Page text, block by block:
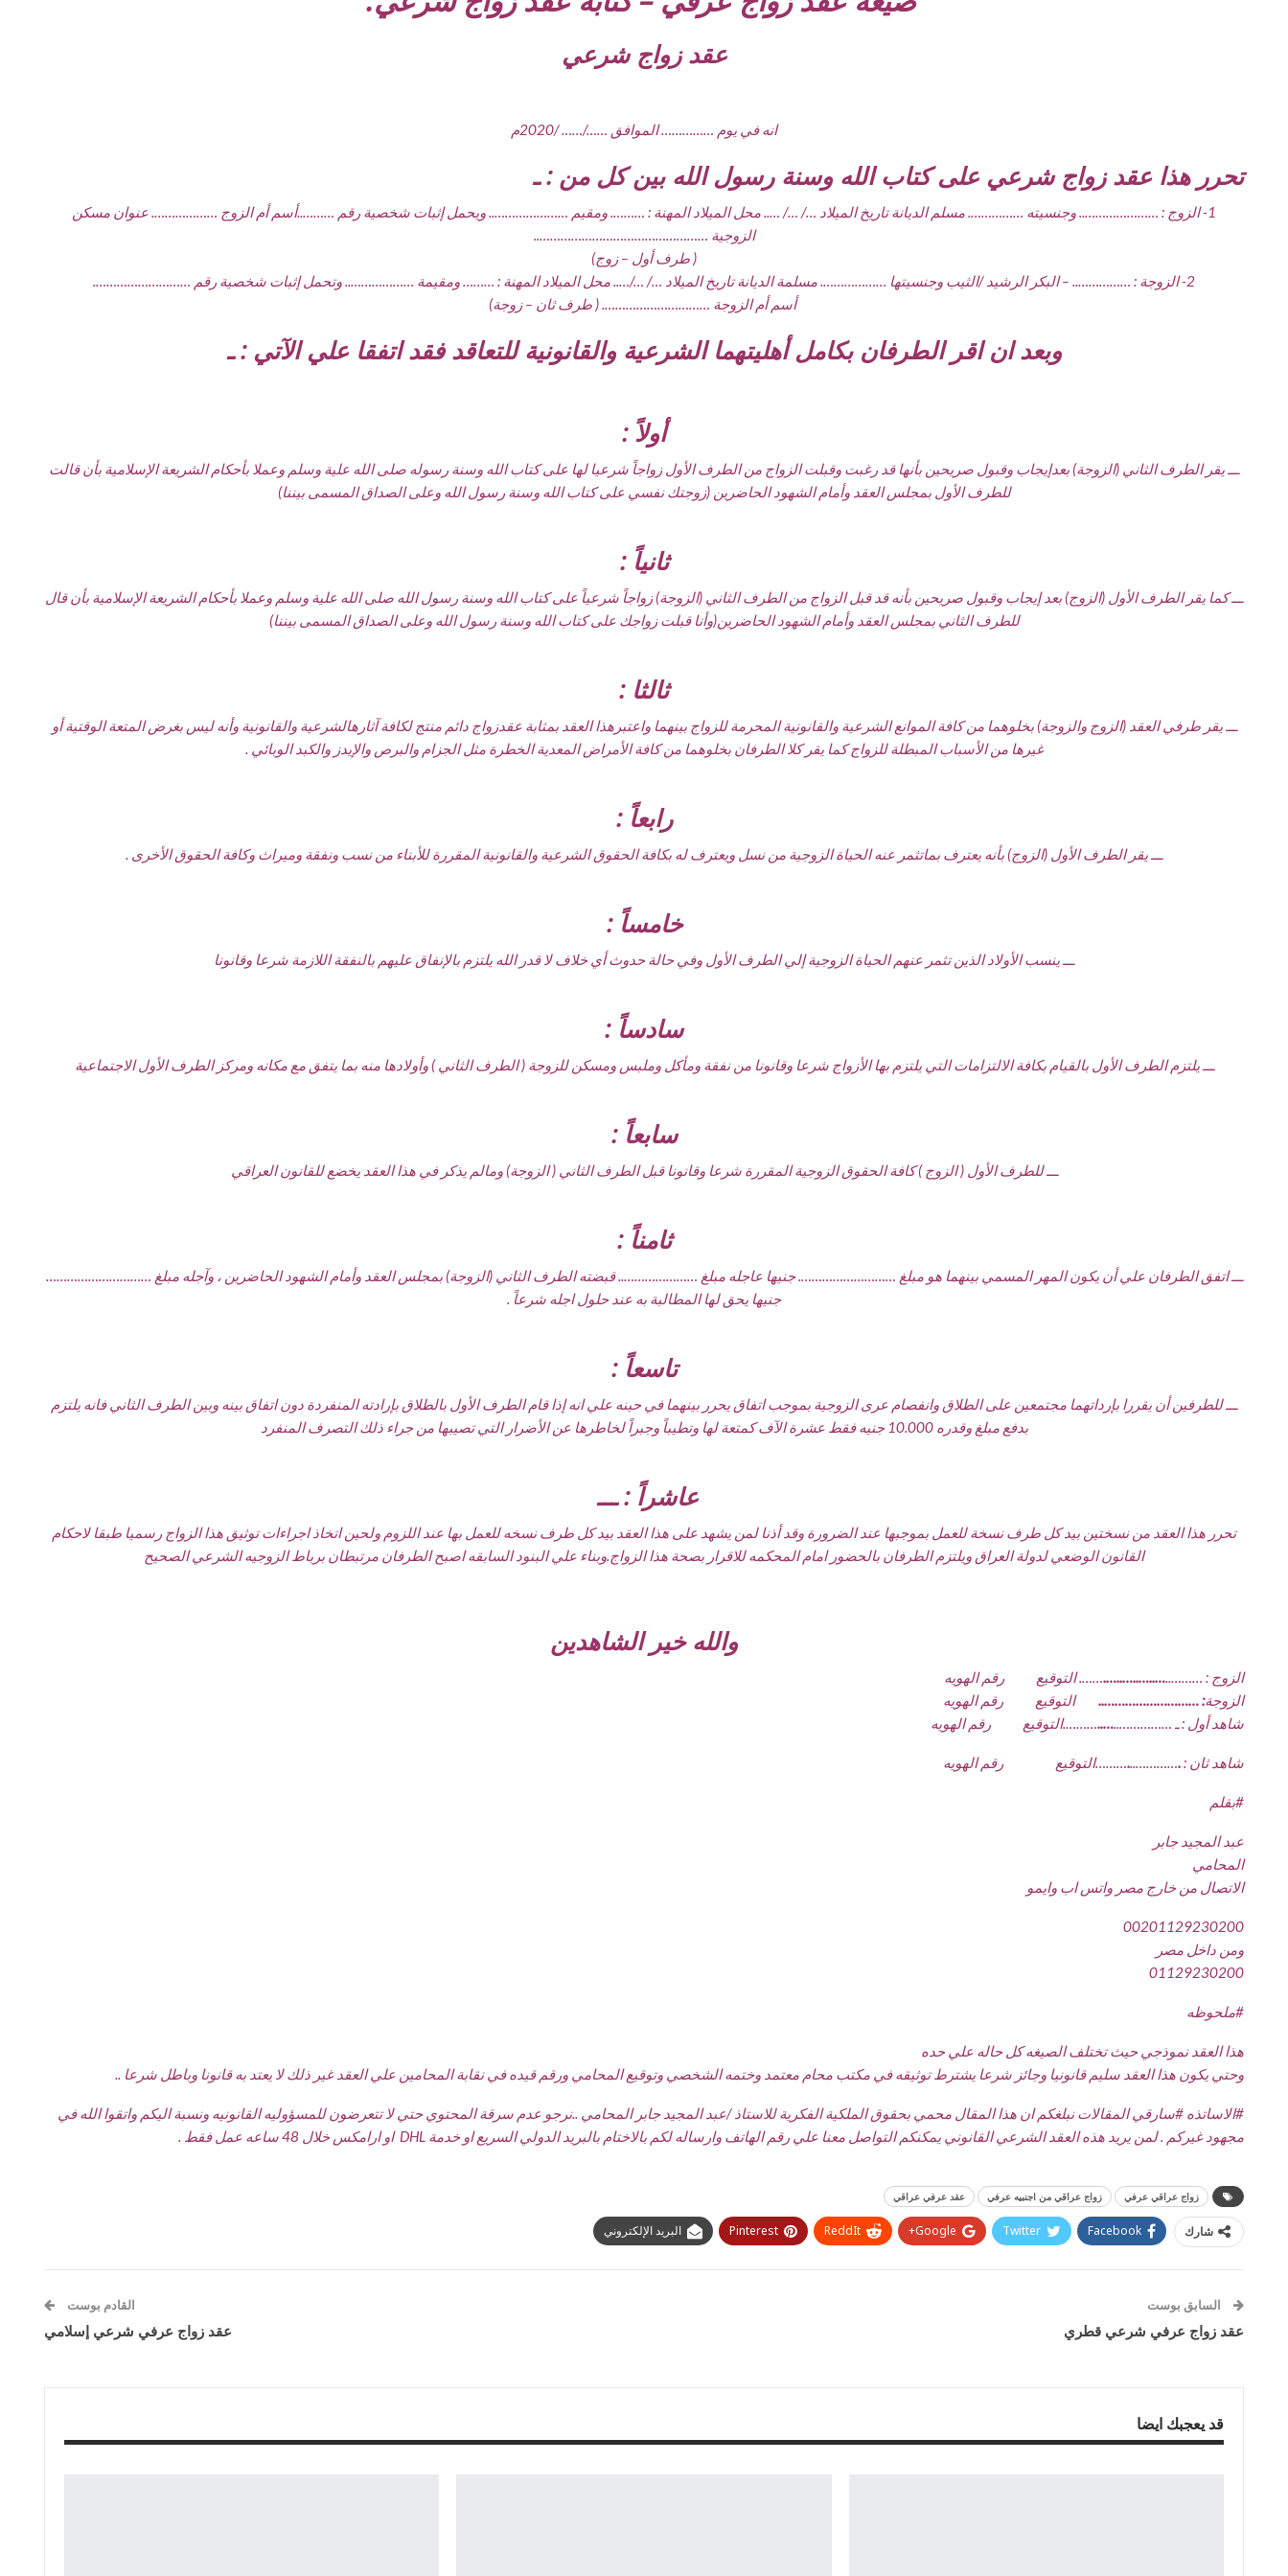
عقد زواج شرعي
انه في يوم …………… الموافق ……/…… /2020م
تحرر هذا عقد زواج شرعي على كتاب الله وسنة رسول الله بين كل من : ـ
1- الزوج : ………………….. وجنسيته ……………. مسلم الديانة تاريخ الميلاد …/ …/ ….. محل الميلاد المهنة : ………. ومقيم ………………….. ويحمل إثبات شخصية رقم ………..أسم أم الزوج ………………. عنوان مسكن
الزوجية …………………………………………..
( طرف أول – زوج)
2- الزوجة : …………….. – البكر الرشيد /الثيب وجنسيتها ………………. مسلمة الديانة تاريخ الميلاد …/ …/….. محل الميلاد المهنة : ……… ومقيمة ……………….. وتحمل إثبات شخصية رقم ……………………….
أسم أم الزوجة …………………………. ( طرف ثان – زوجة)
وبعد ان اقر الطرفان بكامل أهليتهما الشرعية والقانونية للتعاقد فقد اتفقا علي الآتي : ـ
أولاً :
ـــ يقر الطرف الثاني (الزوجة) بعدإيجاب وقبول صريحين بأنها قد رغبت وقبلت الزواج من الطرف الأول زواجاً شرعيا لها على كتاب الله وسنة رسوله صلى الله علية وسلم وعملا بأحكام الشريعة الإسلامية بأن قالت
للطرف الأول بمجلس العقد وأمام الشهود الحاضرين (زوجتك نفسي على كتاب الله وسنة رسول الله وعلى الصداق المسمى بيننا)
ثانياً :
ـــ كما يقر الطرف الأول (الزوج) بعد إيجاب وقبول صريحين بأنه قد قبل الزواج من الطرف الثاني (الزوجة) زواجاً شرعياً على كتاب الله وسنة رسول الله صلى الله علية وسلم وعملا بأحكام الشريعة الإسلامية بأن قال
للطرف الثاني بمجلس العقد وأمام الشهود الحاضرين(وأنا قبلت زواجك على كتاب الله وسنة رسول الله وعلى الصداق المسمى بيننا)
ثالثا :
ـــ يقر طرفي العقد (الزوج والزوجة) بخلوهما من كافة الموانع الشرعية والقانونية المحرمة للزواج بينهما واعتبرهذا العقد بمثابة عقدزواج دائم منتج لكافة آثارهالشرعية والقانونية وأنه ليس بغرض المتعة الوقتية أو
غيرها من الأسباب المبطلة للزواج كما يقر كلا الطرفان بخلوهما من كافة الأمراض المعدية الخطرة مثل الجزام والبرص والإيدز والكبد الوبائي .
رابعاً :
ـــ يقر الطرف الأول (الزوج) بأنه يعترف بماتثمر عنه الحياة الزوجية من نسل ويعترف له بكافة الحقوق الشرعية والقانونية المقررة للأبناء من نسب ونفقة وميراث وكافة الحقوق الأخرى .
خامساً :
ـــ ينسب الأولاد الذين تثمر عنهم الحياة الزوجية إلي الطرف الأول وفي حالة حدوث أي خلاف لا قدر الله يلتزم بالإنفاق عليهم بالنفقة اللازمة شرعا وقانونا
سادساً :
ـــ يلتزم الطرف الأول بالقيام بكافة الالتزامات التي يلتزم بها الأزواج شرعا وقانونا من نفقة ومأكل وملبس ومسكن للزوجة ( الطرف الثاني ) وأولادها منه بما يتفق مع مكانه ومركز الطرف الأول الاجتماعية
سابعاً :
ـــ للطرف الأول ( الزوج ) كافة الحقوق الزوجية المقررة شرعا وقانونا قبل الطرف الثاني ( الزوجة) ومالم يذكر في هذا العقد يخضع للقانون العراقي
ثامناً :
ـــ اتفق الطرفان علي أن يكون المهر المسمي بينهما هو مبلغ ………………………. جنيها عاجله مبلغ ………………….. قبضته الطرف الثاني (الزوجة) بمجلس العقد وأمام الشهود الحاضرين ، وآجله مبلغ …………………………
جنيها يحق لها المطالبة به عند حلول اجله شرعاً .
تاسعاً :
ـــ للطرفين أن يقررا بإرداتهما مجتمعين على الطلاق وانفصام عرى الزوجية بموجب اتفاق يحرر بينهما في حينه علي انه إذا قام الطرف الأول بالطلاق بإرادته المنفردة دون اتفاق بينه وبين الطرف الثاني فانه يلتزم
بدفع مبلغ وقدره 10.000 جنيه فقط عشرة الآف كمتعة لها وتطيباً وجبراً لخاطرها عن الأضرار التي تصيبها من جراء ذلك التصرف المنفرد
عاشراً : ـــ
تحرر هذا العقد من نسختين بيد كل طرف نسخة للعمل بموجبها عند الضرورة وقد أذنا لمن يشهد على هذا العقد بيد كل طرف نسخه للعمل بها عند اللزوم ولحين اتخاذ اجراءات توثيق هذا الزواج رسميا طبقا لاحكام
القانون الوضعي لدولة العراق ويلتزم الطرفان بالحضور امام المحكمه للاقرار بصحة هذا الزواج.وبناء علي البنود السابقه اصبح الطرفان مرتبطان برباط الزوجيه الشرعي الصحيح
والله خير الشاهدين
الزوج : ………..…..
…..
…..
….……. التوقيع رقم الهويه
الزوجة: ………………………
.. التوقيع رقم الهويه
شاهد أول : ـ ……………..…..……….التوقيع رقم الهويه
شاهد ثان :.
…………..
.………التوقيع رقم الهويه
#بقلم
عبد المجيد جابر
المحامي
الاتصال من خارج مصر واتس اب وايمو
00201129230200
ومن داخل مصر
01129230200
#ملحوظه
هذا العقد نموذجي حيث تختلف الصيغه كل حاله علي حده
وحتي يكون هذا العقد سليم قانونيا وجائز شرعا يشترط توثيقه في مكتب محام معتمد وختمه الشخصي وتوقيع المحامي ورقم قيده في نقابة المحامين علي العقد غير ذلك لا يعتد به قانونا وباطل شرعا ..
#الاساتذه #سارقيالمقالات نبلغكم ان هذا المقال محمي بحقوق الملكية الفكرية للاستاذ /عبد المجيد جابر المحامي ..نرجو عدم سرقة المحتوي حتي لا تتعرضون للمسؤوليه القانونيه ونسبة اليكم واتقوا الله في
مجهود غيركم . لمن يريد هذه العقد الشرعي القانوني يمكنكم التواصل معنا علي رقم الهاتف وارساله لكم بالاختام بالبريد الدولي السريع او خدمة DHL او ارامكس خلال 48 ساعه عمل فقط .
زواج عراقي عرفي زواج عراقي من اجنبيه عرفي عقد عرفي عراقي
شارك Facebook
Twitter
Google+
ReddIt
Pinterest البريد الإلكتروني
السابق بوست
عقد زواج عرفي شرعي قطري
القادم بوست
عقد زواج عرفي شرعي إسلامي
قد يعجبك ايضا